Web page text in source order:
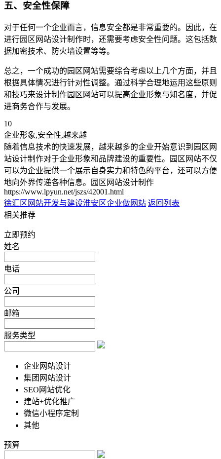
五、安全性保障
对于任何一个企业而言，信息安全都是非常重要的。因此，在
进行园区网站设计制作时，还需要考虑安全性问题。这包括数
据加密技术、防火墙设置等等。
总之，一个成功的园区网站需要综合考虑以上几个方面，并且
根据具体情况进行针对性调整。通过科学合理地运用这些原则
和技巧来设计制作园区网站可以提高企业形象与知名度，并促
进商务合作与发展。
10
企业形象,安全性,越来越
随着信息技术的快速发展，越来越多的企业开始意识到园区网
站设计制作对于企业形象和品牌建设的重要性。园区网站不仅
可以为企业提供一个展示自身实力和特色的平台，还可以方便
地向外界传递各种信息。园区网站设计制作
https://www.lpyun.net/jszs/42001.html
徐汇区网站开发与建设淮安区企业做网站 返回列表
相关推荐
立即预约
姓名
电话
公司
邮箱
服务类型
企业网站设计
集团网站设计
SEO网站优化
建站+优化推广
微信小程序定制
其他
预算